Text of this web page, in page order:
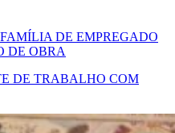
DE EMPREGADO
DE OBRA
DE TRABALHO COM